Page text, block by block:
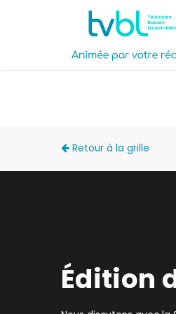
Retour à la grille
Édition